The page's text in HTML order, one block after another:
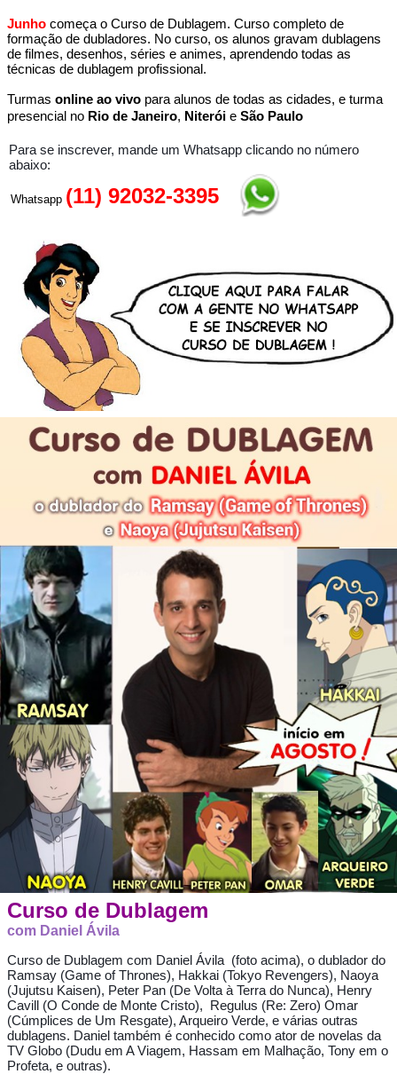
Junho começa o Curso de Dublagem. Curso completo de
formação de dubladores. No curso, os alunos gravam dublagens
de filmes, desenhos, séries e animes, aprendendo todas as
técnicas de dublagem profissional.
Turmas online ao vivo para alunos de todas as cidades, e turma
presencial no Rio de Janeiro, Niterói e São Paulo
Para se inscrever, mande um Whatsapp clicando no número
abaixo:
Whatsapp (11) 92032-3395
Curso de Dublagem
com Daniel Ávila
Curso de Dublagem com Daniel Ávila (foto acima), o dublador do
Ramsay (Game of Thrones), Hakkai (Tokyo Revengers), Naoya
(Jujutsu Kaisen), Peter Pan (De Volta à Terra do Nunca), Henry
Cavill (O Conde de Monte Cristo), Regulus (Re: Zero) Omar
(Cúmplices de Um Resgate), Arqueiro Verde, e várias outras
dublagens. Daniel também é conhecido como ator de novelas da
TV Globo (Dudu em A Viagem, Hassam em Malhação, Tony em o
Profeta, e outras).